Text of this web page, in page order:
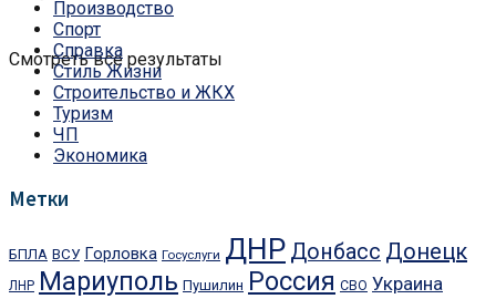
Смотреть все результаты
Производство
Спорт
Справка
Стиль Жизни
Строительство и ЖКХ
Туризм
ЧП
Экономика
Метки
БПЛА ВСУ Горловка Госуслуги ДНР Донбасс Донецк
ЛНР Мариуполь Пушилин Россия СВО Украина